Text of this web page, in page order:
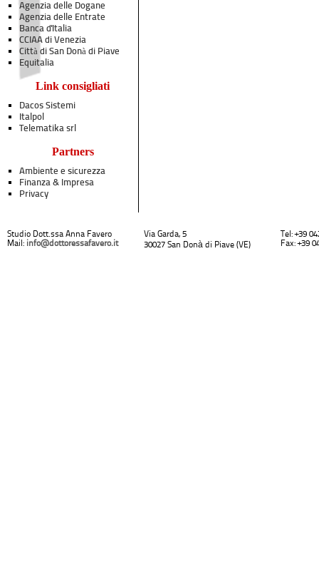
Agenzia delle Dogane
Agenzia delle Entrate
Banca d'Italia
CCIAA di Venezia
Città di San Donà di Piave
Equitalia
Link consigliati
Dacos Sistemi
Italpol
Telematika srl
Partners
Ambiente e sicurezza
Finanza & Impresa
Privacy
Studio Dott.ssa Anna Favero
Mail: info@dottoressafavero.it
Via Garda, 5
30027 San Donà di Piave (VE)
Tel: +39
Fax: +39